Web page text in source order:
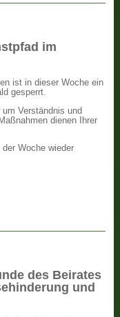
im
ist in dieser Woche ein
gesperrt.
Verständnis und
dienen Ihrer
Woche wieder
des Beirates
und